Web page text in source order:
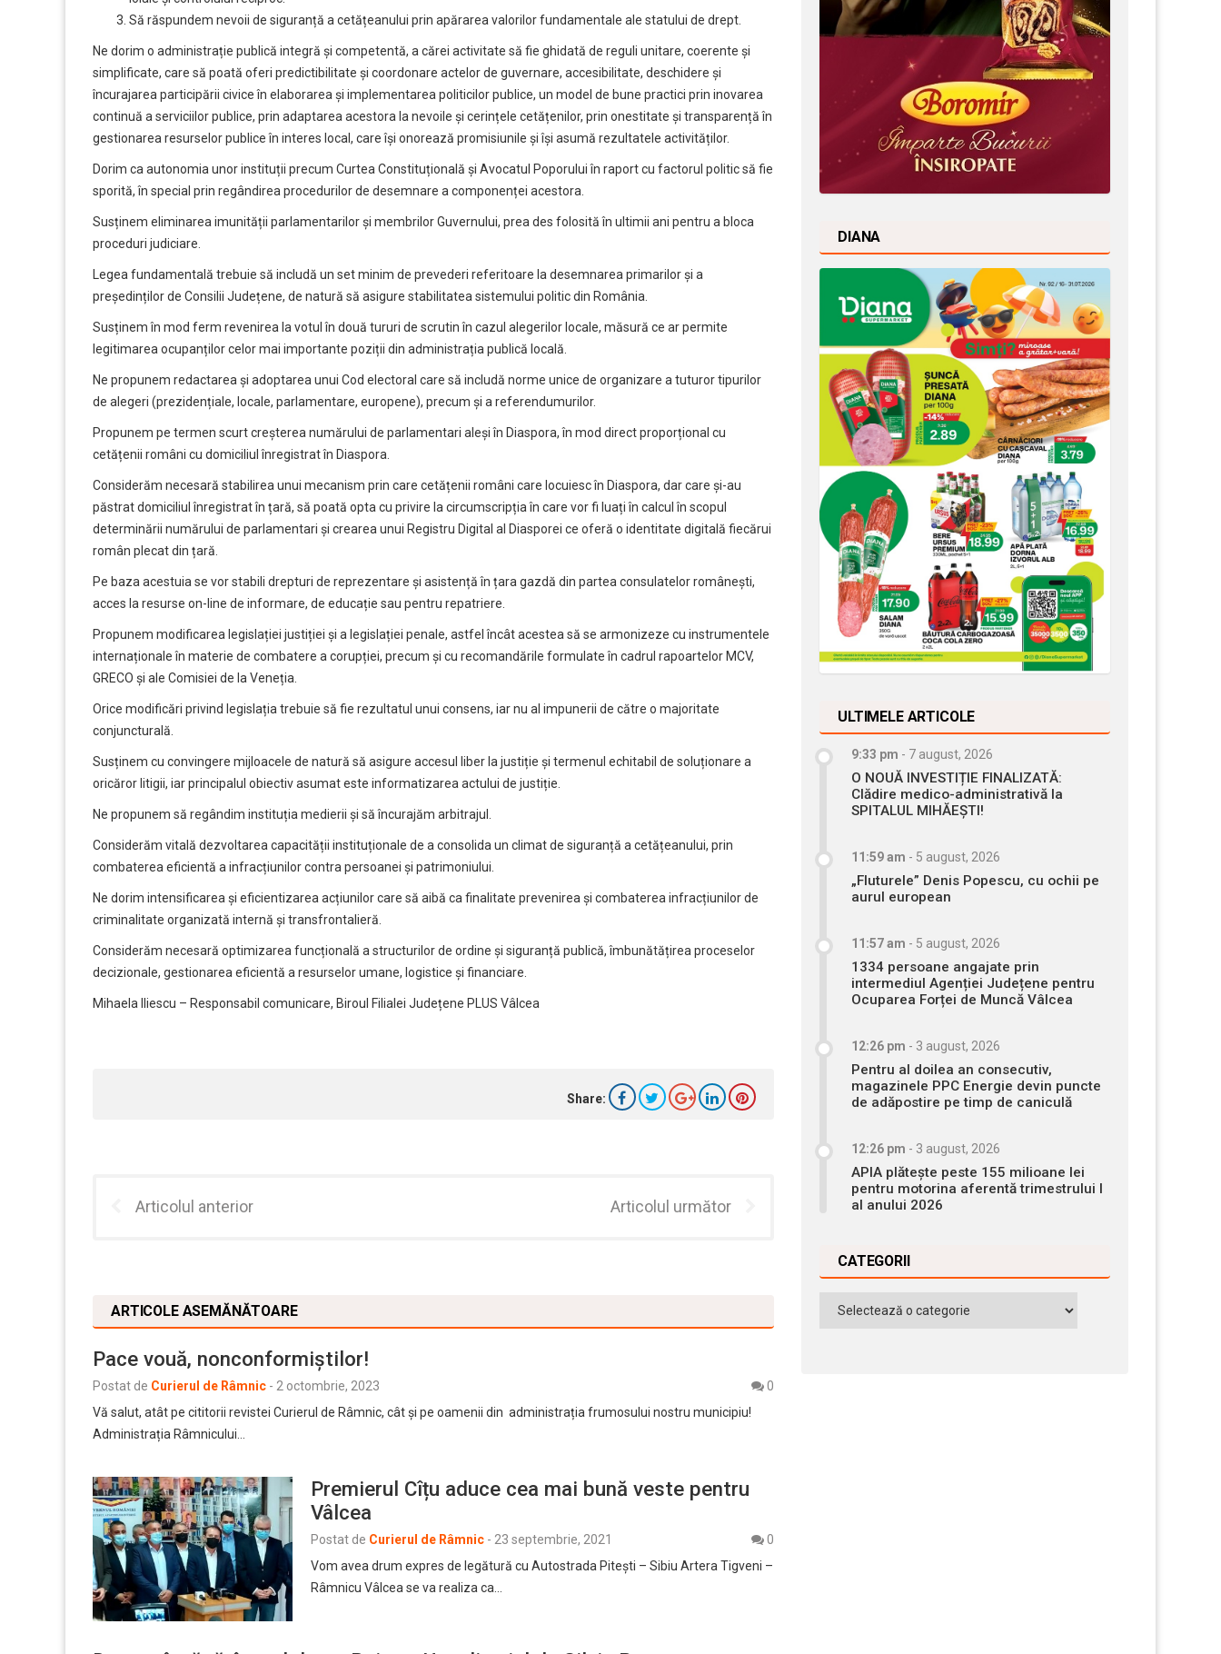
Să răspundem nevoii de siguranță a cetățeanului prin apărarea valorilor fundamentale ale statului de drept.
Ne dorim o administrație publică integră și competentă, a cărei activitate să fie ghidată de reguli unitare, coerente și
simplificate, care să poată oferi predictibilitate și coordonare actelor de guvernare, accesibilitate, deschidere și
încurajarea participării civice în elaborarea și implementarea politicilor publice, un model de bune practici prin inovarea
continuă a serviciilor publice, prin adaptarea acestora la nevoile și cerințele cetățenilor, prin onestitate și transparență în
gestionarea resurselor publice în interes local, care își onorează promisiunile și își asumă rezultatele activităților.
Dorim ca autonomia unor instituții precum Curtea Constituțională și Avocatul Poporului în raport cu factorul politic să fie
sporită, în special prin regândirea procedurilor de desemnare a componenței acestora.
Susținem eliminarea imunității parlamentarilor și membrilor Guvernului, prea des folosită în ultimii ani pentru a bloca
proceduri judiciare.
Legea fundamentală trebuie să includă un set minim de prevederi referitoare la desemnarea primarilor și a
președinților de Consilii Județene, de natură să asigure stabilitatea sistemului politic din România.
Susținem în mod ferm revenirea la votul în două tururi de scrutin în cazul alegerilor locale, măsură ce ar permite
legitimarea ocupanților celor mai importante poziții din administrația publică locală.
Ne propunem redactarea și adoptarea unui Cod electoral care să includă norme unice de organizare a tuturor tipurilor
de alegeri (prezidențiale, locale, parlamentare, europene), precum și a referendumurilor.
Propunem pe termen scurt creșterea numărului de parlamentari aleși în Diaspora, în mod direct proporțional cu
cetățenii români cu domiciliul înregistrat în Diaspora.
Considerăm necesară stabilirea unui mecanism prin care cetățenii români care locuiesc în Diaspora, dar care și-au
păstrat domiciliul înregistrat în țară, să poată opta cu privire la circumscripția în care vor fi luați în calcul în scopul
determinării numărului de parlamentari și crearea unui Registru Digital al Diasporei ce oferă o identitate digitală fiecărui
român plecat din țară.
Pe baza acestuia se vor stabili drepturi de reprezentare și asistență în țara gazdă din partea consulatelor românești,
acces la resurse on-line de informare, de educație sau pentru repatriere.
Propunem modificarea legislației justiției și a legislației penale, astfel încât acestea să se armonizeze cu instrumentele
internaționale în materie de combatere a corupției, precum și cu recomandările formulate în cadrul rapoartelor MCV,
GRECO și ale Comisiei de la Veneția.
Orice modificări privind legislația trebuie să fie rezultatul unui consens, iar nu al impunerii de către o majoritate
conjuncturală.
Susținem cu convingere mijloacele de natură să asigure accesul liber la justiție și termenul echitabil de soluționare a
oricăror litigii, iar principalul obiectiv asumat este informatizarea actului de justiție.
Ne propunem să regândim instituția medierii și să încurajăm arbitrajul.
Considerăm vitală dezvoltarea capacității instituționale de a consolida un climat de siguranță a cetățeanului, prin
combaterea eficientă a infracțiunilor contra persoanei și patrimoniului.
Ne dorim intensificarea și eficientizarea acțiunilor care să aibă ca finalitate prevenirea și combaterea infracțiunilor de
criminalitate organizată internă și transfrontalieră.
Considerăm necesară optimizarea funcțională a structurilor de ordine și siguranță publică, îmbunătățirea proceselor
decizionale, gestionarea eficientă a resurselor umane, logistice și financiare.
Mihaela Iliescu – Responsabil comunicare, Biroul Filialei Județene PLUS Vâlcea
Share:
Articolul anterior Articolul următor
ARTICOLE ASEMĂNĂTOARE
Pace vouă, nonconformiștilor!
Postat de Curierul de Râmnic - 2 octombrie, 2023
0
Vă salut, atât pe cititorii revistei Curierul de Râmnic, cât și pe oamenii din administrația frumosului nostru municipiu!
Administrația Râmnicului…
Premierul Cîțu aduce cea mai bună veste pentru
Vâlcea
Postat de Curierul de Râmnic - 23 septembrie, 2021
0
Vom avea drum expres de legătură cu Autostrada Pitești – Sibiu Artera Tigveni –
Râmnicu Vâlcea se va realiza ca…
DIANA
ULTIMELE ARTICOLE
9:33 pm - 7 august, 2026
O NOUĂ INVESTIȚIE FINALIZATĂ:
Clădire medico-administrativă la
SPITALUL MIHĂEȘTI!
11:59 am - 5 august, 2026
„Fluturele” Denis Popescu, cu ochii pe
aurul european
11:57 am - 5 august, 2026
1334 persoane angajate prin
intermediul Agenției Județene pentru
Ocuparea Forței de Muncă Vâlcea
12:26 pm - 3 august, 2026
Pentru al doilea an consecutiv,
magazinele PPC Energie devin puncte
de adăpostire pe timp de caniculă
12:26 pm - 3 august, 2026
APIA plătește peste 155 milioane lei
pentru motorina aferentă trimestrului I
al anului 2026
CATEGORII
Categorii